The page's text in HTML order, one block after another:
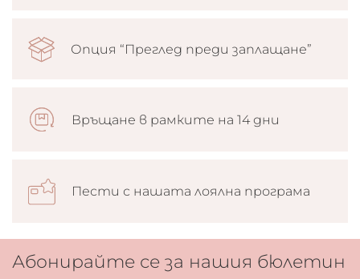
Опция “Преглед преди заплащане”
Връщане в рамките на 14 дни
Пести с нашата лоялна програма
Абонирайте се за нашия бюлетин